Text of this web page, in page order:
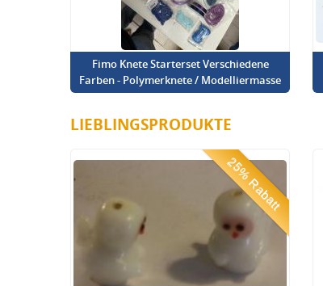
Fimo Knete Starterset Verschiedene
Farben - Polymerknete / Modelliermasse
LIEBLINGSPRODUKTE
25% Rabatt